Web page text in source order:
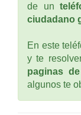
de un
ciudadano
En este
y te
paginas
algunos te